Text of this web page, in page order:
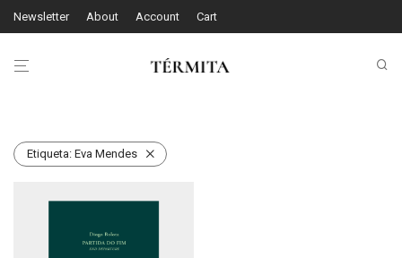
Newsletter About Account Cart
Etiqueta: Eva Mendes